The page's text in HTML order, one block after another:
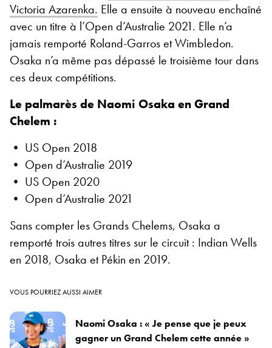
Victoria Azarenka. Elle a ensuite à nouveau enchaîné
avec un titre à l’Open d’Australie 2021. Elle n’a
jamais remporté Roland-Garros et Wimbledon.
Osaka n’a même pas dépassé le troisième tour dans
ces deux compétitions.
Le palmarès de Naomi Osaka en Grand
Chelem :
• US Open 2018
• Open d’Australie 2019
• US Open 2020
• Open d’Australie 2021
Sans compter les Grands Chelems, Osaka a
remporté trois autres titres sur le circuit : Indian Wells
en 2018, Osaka et Pékin en 2019.
VOUS POURRIEZ AUSSI AIMER
Naomi Osaka : « Je pense que je peux
gagner un Grand Chelem cette année »